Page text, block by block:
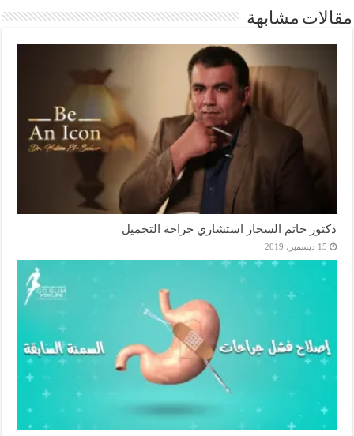
مقالات مشابهة
دكتور حاتم السحار استشاري جراحة التجميل
15 ديسمبر، 2019